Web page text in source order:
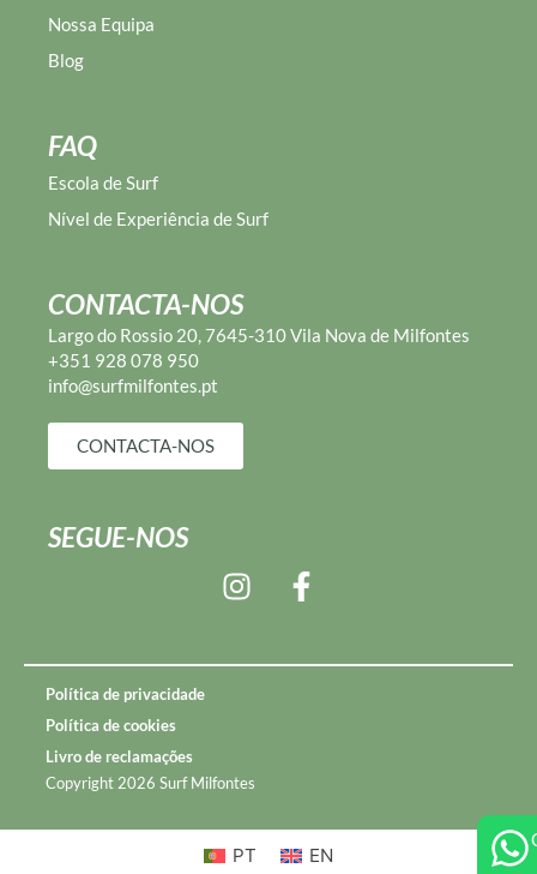
Nossa Equipa
Blog
FAQ
Escola de Surf
Nível de Experiência de Surf
CONTACTA-NOS
Largo do Rossio 20, 7645-310 Vila Nova de Milfontes
+351 928 078 950
info@surfmilfontes.pt
CONTACTA-NOS
SEGUE-NOS
Política de privacidade
Política de cookies
Livro de reclamações
Copyright 2026 Surf Milfontes
PT EN